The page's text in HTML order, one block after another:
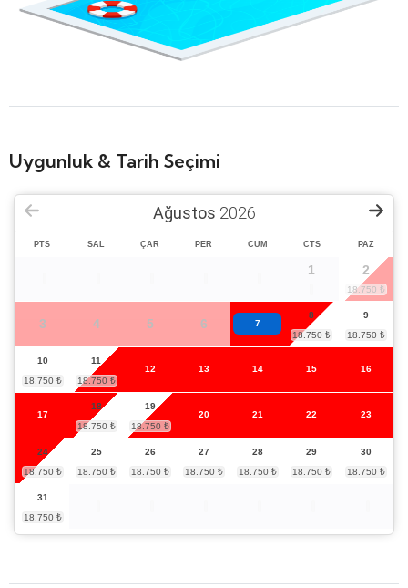
Uygunluk & Tarih Seçimi
Ağustos 2026
PTS SAL ÇAR PER CUM CTS PAZ
1 2
3 4 5 6 7
8 9
10
11
12
13 14 15 16
17
18
19
20
21 22 23
24 25 26 27 28 29 30
31